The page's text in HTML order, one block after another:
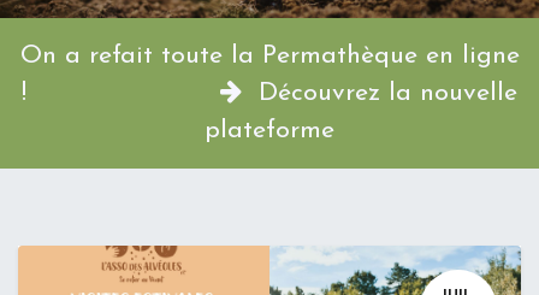
On a refait toute la Permathèque en ligne
!
Découvrez la nouvelle
plateforme